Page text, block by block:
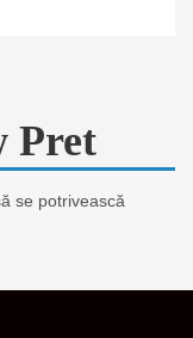
Pret
se potrivească